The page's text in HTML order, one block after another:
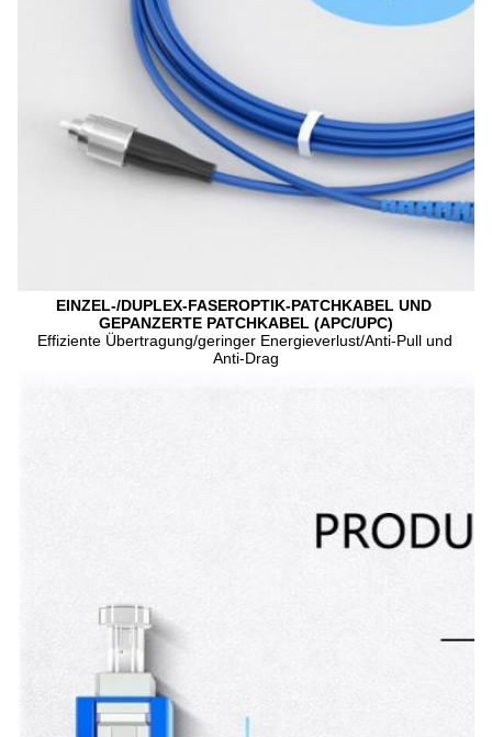
EINZEL-/DUPLEX-FASEROPTIK-PATCHKABEL UND
GEPANZERTE PATCHKABEL (APC/UPC)
Effiziente Übertragung/geringer Energieverlust/Anti-Pull und
Anti-Drag